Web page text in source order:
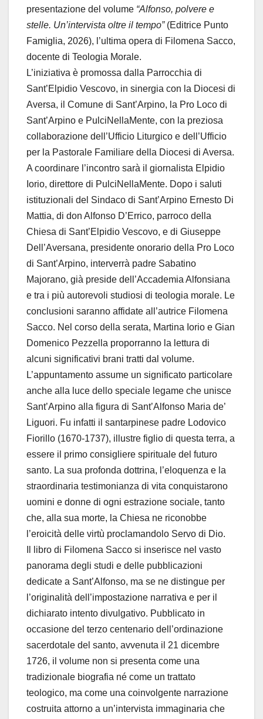
presentazione del volume “Alfonso, polvere e
stelle. Un’intervista oltre il tempo”(Editrice Punto
Famiglia, 2026), l’ultima opera di Filomena Sacco,
docente di Teologia Morale.
L’iniziativa è promossa dalla Parrocchia di
Sant’Elpidio Vescovo, in sinergia con la Diocesi di
Aversa, il Comune di Sant’Arpino, la Pro Loco di
Sant’Arpino e PulciNellaMente, con la preziosa
collaborazione dell’Ufficio Liturgico e dell’Ufficio
per la Pastorale Familiare della Diocesi di Aversa.
A coordinare l’incontro sarà il giornalista Elpidio
Iorio, direttore di PulciNellaMente. Dopo i saluti
istituzionali del Sindaco di Sant’Arpino Ernesto Di
Mattia, di don Alfonso D’Errico, parroco della
Chiesa di Sant’Elpidio Vescovo, e di Giuseppe
Dell’Aversana, presidente onorario della Pro Loco
di Sant’Arpino, interverrà padre Sabatino
Majorano, già preside dell’Accademia Alfonsiana
e tra i più autorevoli studiosi di teologia morale. Le
conclusioni saranno affidate all’autrice Filomena
Sacco. Nel corso della serata, Martina Iorio e Gian
Domenico Pezzella proporranno la lettura di
alcuni significativi brani tratti dal volume.
L’appuntamento assume un significato particolare
anche alla luce dello speciale legame che unisce
Sant’Arpino alla figura di Sant’Alfonso Maria de’
Liguori. Fu infatti il santarpinese padre Lodovico
Fiorillo (1670-1737), illustre figlio di questa terra, a
essere il primo consigliere spirituale del futuro
santo. La sua profonda dottrina, l’eloquenza e la
straordinaria testimonianza di vita conquistarono
uomini e donne di ogni estrazione sociale, tanto
che, alla sua morte, la Chiesa ne riconobbe
l’eroicità delle virtù proclamandolo Servo di Dio.
Il libro di Filomena Sacco si inserisce nel vasto
panorama degli studi e delle pubblicazioni
dedicate a Sant’Alfonso, ma se ne distingue per
l’originalità dell’impostazione narrativa e per il
dichiarato intento divulgativo. Pubblicato in
occasione del terzo centenario dell’ordinazione
sacerdotale del santo, avvenuta il 21 dicembre
1726, il volume non si presenta come una
tradizionale biografia né come un trattato
teologico, ma come una coinvolgente narrazione
costruita attorno a un’intervista immaginaria che